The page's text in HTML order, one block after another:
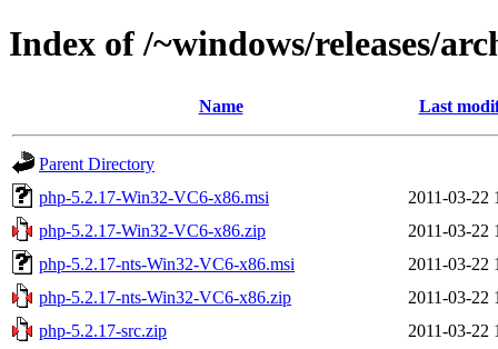
Index of /~windows/releases/
Name Last
Parent Directory
php-5.2.17-Win32-VC6-x86.msi
2011-03-22
php-5.2.17-Win32-VC6-x86.zip
2011-03-22
php-5.2.17-nts-Win32-VC6-x86.msi
2011-03-22
php-5.2.17-nts-Win32-VC6-x86.zip
2011-03-22
php-5.2.17-src.zip
2011-03-22